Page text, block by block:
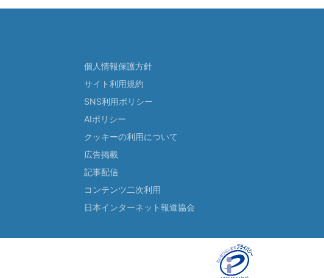
個人情報保護方針
サイト利用規約
SNS利用ポリシー
AIポリシー
クッキーの利用について
広告掲載
記事配信
コンテンツ二次利用
日本インターネット報道協会